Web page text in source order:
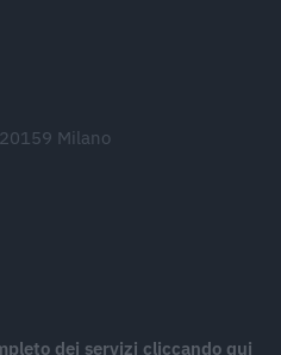
Milano
dei servizi cliccando qui